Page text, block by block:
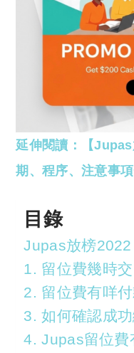
延伸閱讀：【
期、程序、注意事
目錄
Jupas放榜2022
1. 留位費幾時交
2. 留位費有咩
3. 如何確認成
4. Jupas留位費